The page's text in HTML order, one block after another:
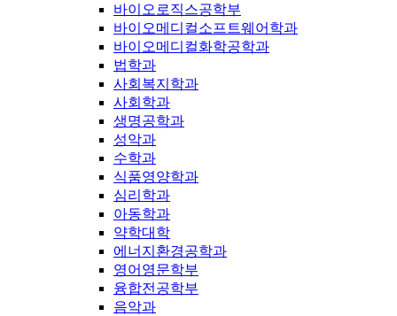
바이오로직스공학부
바이오메디컬소프트웨어학과
바이오메디컬화학공학과
법학과
사회복지학과
사회학과
생명공학과
성악과
수학과
식품영양학과
심리학과
아동학과
약학대학
에너지환경공학과
영어영문학부
융합전공학부
음악과